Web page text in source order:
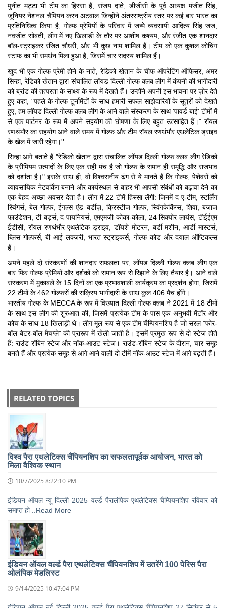
पुनीत मट्टा भी टीम का हिस्सा हैं; संजय दाते, डीजीसी के पूर्व अध्यक्ष मंजीत सिंह;
जूनियर नेशनल चैंपियन करन अटवाल जिन्होंने अंतरराष्ट्रीय स्तर पर कई बार भारत का
प्रतिनिधित्व किया है, गोल्फ प्रेमियों के परिवार में जन्मे व्यवसायी आदित्य सिंह जज;
नवजीत सोबती; लीग में नए खिलाड़ी के तौर पर आशीष कश्यप; और रंजीत एक शानदार
बॉल-स्ट्राइकर रंजित चौधरी; और भी कुछ नाम शामिल हैं। टीम को एक कुशल कोचिंग
स्टाफ का भी समर्थन मिला हुआ है, जिसमें चार सदस्य शामिल हैं।
खुद भी एक गोल्फ प्रेमी होने के नाते, रेडिको खेतान के चीफ ऑपरेटिंग ऑफिसर, अमर
सिन्हा, रेडिको खेतान द्वारा संचालित लॉयड दिल्ली गोल्फ क्लब लीग में कंपनी की भागीदारी
को ब्रांड की तत्परता के साक्ष्य के रूप में देखते हैं। उन्होंने अपनी इस भावना पर ज़ोर देते
हुए कहा, "पहले के गोल्फ टूर्नामेंटों के साथ हमारी सफल साझेदारियों के सूत्रों को देखते
हुए, हम लॉयड दिल्ली गोल्फ क्लब लीग के आने वाले संस्करण के साथ 'पावर्ड बाई' टीमों में
से एक पार्टनर के रूप में अपने सहयोग की घोषणा के लिए बहुत उत्साहित हैं।" रॉयल
रणथंभौर का सहयोग आने वाले समय में गोल्फ और टीम रॉयल रणथंभौर एथलेटिक ड्राइव
के खेल में जारी रहेगा।''
सिन्हा आगे बताते हैं "रेडिको खेतान द्वारा संचालित लॉयड दिल्ली गोल्फ क्लब लीग रेडिको
के प्रीमियम उत्पादों के लिए एक सही मंच है जो गोल्फ के समान ही समृद्धि और राजभाव
को दर्शाता है।" इसके साथ ही, वो विश्वसनीय ढंग से ये मानते हैं कि गोल्फ, पेशेवरों को
व्यावसायिक नेटवर्किंग बनाने और कार्यस्थल से बाहर भी आपसी संबंधों को बढ़ावा देने का
एक बेहद अच्छा अवसर देता है। लीग में 22 टीमें हिस्सा लेंगी: जिनमें द ए-टीम, स्टर्लिंग
स्विंगर्स, बेल गोल्फ, ईगल्स एंड बर्डीज़, क्रिस्टीज गोल्फ, स्विंगकेकिंग्स, शिवा, बजाज
फाउंडेशन, टी बर्ड्स, द पायनियर्स, एमएमजी कोका-कोला, 24 सिक्योर लायंस, टीईईएम
ईडीसी, रॉयल रणथंभौर एथलेटिक ड्राइव, डॉयशे मोटरन, बर्डी मशीन, आर्डी मास्टर्स,
ब्लिस गोल्फर्स, बी आई लक्ज़री, भारत स्ट्राइकर्स, गोल्फ कोड और दयाल ऑप्टिकल्स
हैं।
अपने पहले दो संस्करणों की शानदार सफलता पर, लॉयड दिल्ली गोल्फ क्लब लीग एक
बार फिर गोल्फ प्रेमियों और दर्शकों को समान रूप से रिझाने के लिए तैयार है। आने वाले
संस्करण में मुकाबले के 15 दिनों का एक प्रभावशाली कार्यक्रम का प्रदर्शन होगा, जिसमें
22 टीमों के 462 गोल्फरों की सक्रिय भागीदारी के साथ कुल 406 मैच होंगे।
भारतीय गोल्फ के MECCA के रूप में विख्यात दिल्ली गोल्फ क्लब ने 2021 में 18 टीमों
के साथ इस लीग की शुरुआत की, जिसमें प्रत्येक टीम के पास एक अनुभवी मेंटॉर और
कोच के साथ 18 खिलाड़ी थे। लीग मूल रूप से एक टीम चैम्पियनशिप है जो सरल "फोर-
बॉल बेटर-बॉल मैचप्ले" की प्रारूप में खेली जाती है। इसमें प्रमुख रूप से दो स्टेज होते
हैं: राउंड रॉबिन स्टेज और नॉक-आउट स्टेज। राउंड-रॉबिन स्टेज के दौरान, चार समूह
बनते हैं और प्रत्येक समूह से आगे आने वाली दो टीमें नॉक-आउट स्टेज में आगे बढ़ती हैं।
RELATED TOPICS
विश्व पैरा एथलेटिक्स चैंपियनशिप का सफलतापूर्वक आयोजन, भारत को
मिला वैश्विक स्थान
10/7/2025 8:22:10 PM
इंडियन ऑयल न्यू दिल्ली 2025 वर्ल्ड पैरालंपिक एथलेटिक्स चैम्पियनशिप रविवार को
समाप्त हो ..Read More
इंडियन ऑयल वर्ल्ड पैरा एथलेटिक्स चैंपियनशिप में उतरेंगे 100 पेरिस पैरा
ओलंपिक मेडलिस्ट
9/14/2025 10:47:04 PM